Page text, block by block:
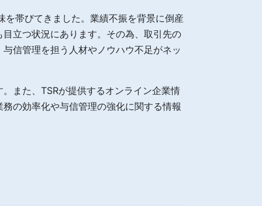
帯びてきました。業績不振を背景に倒産
立つ状況にあります。その為、取引先の
信管理を担う人材やノウハウ不足がネッ
また、TSRが提供するオンライン企業情
の効率化や与信管理の強化に関する情報